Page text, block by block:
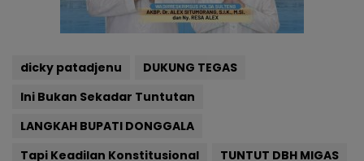
dicky patadjenu
DUKUNG TEGAS
Ini Bukan Sekadar Tuntutan
LANGKAH BUPATI DONGGALA
Tapi Keadilan Konstitusional
TUNTUT DBH MIGAS